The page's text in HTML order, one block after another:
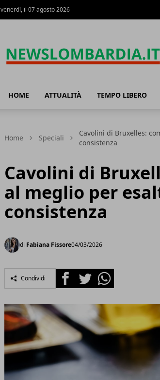
venerdì, il 07 agosto 2026
HOME ATTUALITÀ TEMPO LIBERO
Home Speciali
Cavolini di Bruxelles:
consistenza
Cavolini di
al meglio per
consistenza
di Fabiana Fissore04/03/2026
Condividi FacebookTwitterWhatsapp